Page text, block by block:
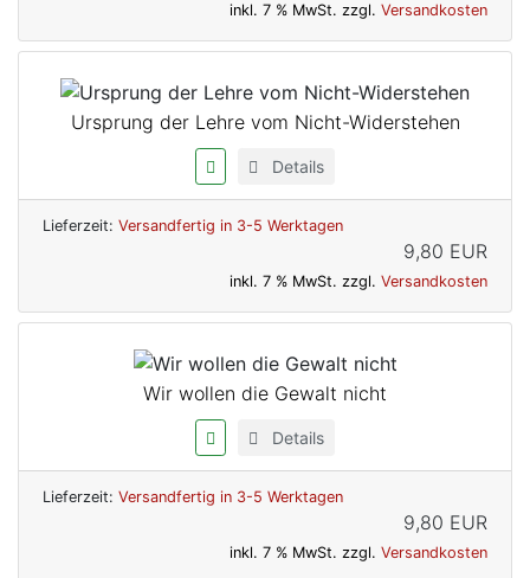
inkl. 7 % MwSt. zzgl. Versandkosten
Ursprung der Lehre vom Nicht-Widerstehen
Details
Lieferzeit: Versandfertig in 3-5 Werktagen
9,80 EUR
inkl. 7 % MwSt. zzgl. Versandkosten
Wir wollen die Gewalt nicht
Details
Lieferzeit: Versandfertig in 3-5 Werktagen
9,80 EUR
inkl. 7 % MwSt. zzgl. Versandkosten